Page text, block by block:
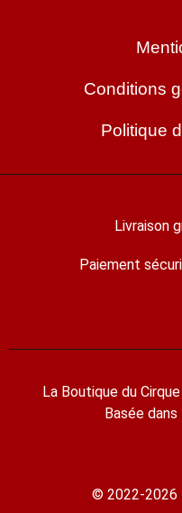
Conditions
Politique
Livraison
Paiement
La Boutique du
Basée
© 2022-2026